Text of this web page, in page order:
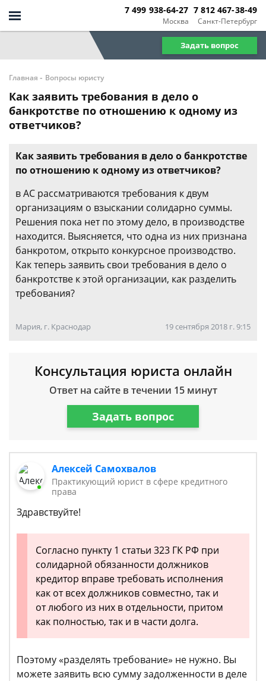
Москва
7 499 938-64-27
Санкт-Петербург
7 812 467-38-49
Задать вопрос
Главная - Вопросы юристу
Как заявить требования в дело о
банкротстве по отношению к одному из
ответчиков?
Как заявить требования в дело о банкротстве
по отношению к одному из ответчиков?
в АС рассматриваются требования к двум
организациям о взыскании солидарно суммы.
Решения пока нет по этому дело, в производстве
находится. Выясняется, что одна из них признана
банкротом, открыто конкурсное производство.
Как теперь заявить свои требования в дело о
банкротстве к этой организации, как разделить
требования?
Мария, г. Краснодар 19 сентября 2018 г. 9:15
Консультация юриста онлайн
Ответ на сайте в течении 15 минут
Задать вопрос
Алексей Самохвалов
Практикующий юрист в сфере кредитного
права
Здравствуйте!
Согласно пункту 1 статьи 323 ГК РФ при
солидарной обязанности должников
кредитор вправе требовать исполнения
как от всех должников совместно, так и
от любого из них в отдельности, притом
как полностью, так и в части долга.
Поэтому «разделять требование» не нужно. Вы
можете заявить всю сумму задолженности в деле